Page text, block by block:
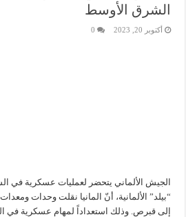
الشرق الأوسط
أكتوبر 20, 2023 0
الجيش الألماني يتحضر لعمليات عسكرية في
“بيلد” الألمانية، أنّ المانيا نقلت وحدات
إلى قبرص. وذلك استعداداً لمهام عسكرية